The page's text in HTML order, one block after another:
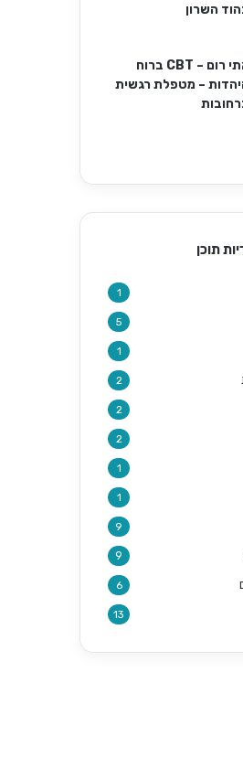
השרון
אתי רום – CBT ברוח
– מטפלת רגשית
תוכן
1
5
1
2
2
2
1
1
9
9
6
13